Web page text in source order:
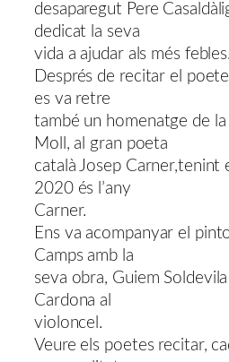
desaparegut Pere
dedicat la seva
vida a ajudar als més febles.
Després de recitar el
es va retre
també un homenatge de
Moll, al gran poeta
català Josep Carner,tenint
2020 és l’any
Carner.
Ens va acompanyar el
Camps amb la
seva obra, Guiem
Cardona al
violoncel.
Veure els poetes recitar,